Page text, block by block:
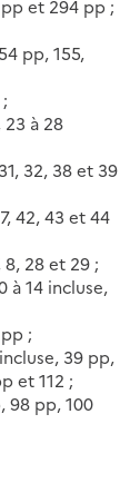
pp et 294 pp ;
pp, 155,
23 à 28
32, 38 et 39
42, 43 et 44
8, 28 et 29 ;
à 14 incluse,
;
39 pp,
et 112 ;
98 pp, 100